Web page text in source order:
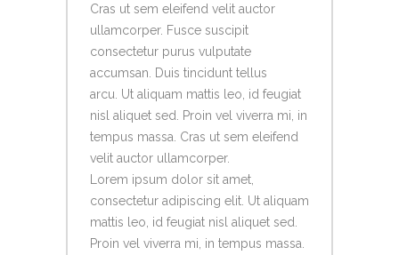
Cras ut sem eleifend velit auctor
ullamcorper. Fusce suscipit
consectetur purus vulputate
accumsan. Duis tincidunt tellus
arcu. Ut aliquam mattis leo, id feugiat
nisl aliquet sed. Proin vel viverra mi, in
tempus massa. Cras ut sem eleifend
velit auctor ullamcorper.
Lorem ipsum dolor sit amet,
consectetur adipiscing elit. Ut aliquam
mattis leo, id feugiat nisl aliquet sed.
Proin vel viverra mi, in tempus massa.